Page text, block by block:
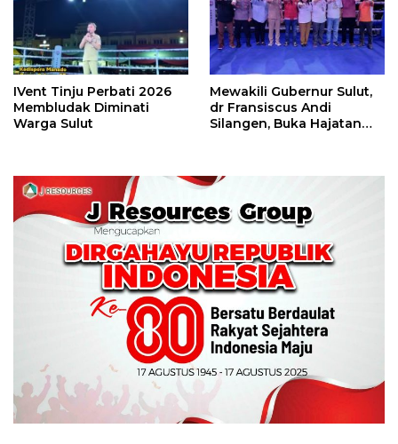
IVent Tinju Perbati 2026
Membludak Diminati
Warga Sulut
Mewakili Gubernur Sulut,
dr Fransiscus Andi
Silangen, Buka Hajatan